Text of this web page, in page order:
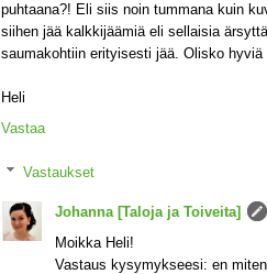
puhtaana?! Eli siis noin tummana kuin
siihen jää kalkkijäämiä eli sellaisia
saumakohtiin erityisesti jää. Olisko
Heli
Vastaa
Vastaukset
Johanna [Taloja ja Toiveita]
Moikka Heli!
Vastaus kysymykseesi: en